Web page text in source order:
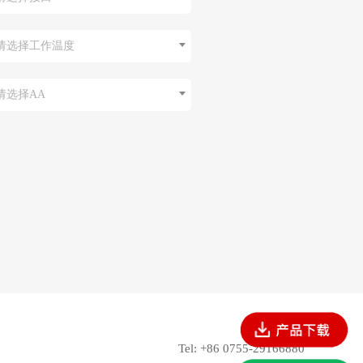
选择工作温度
选择AA
Tel: +86 0755-29166880